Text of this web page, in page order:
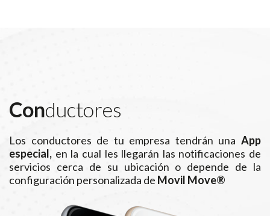
Conductores
Los conductores de tu empresa tendrán una App
especial, en la cual les llegarán las notificaciones de
servicios cerca de su ubicación o depende de la
configuración personalizada de Movil Move®